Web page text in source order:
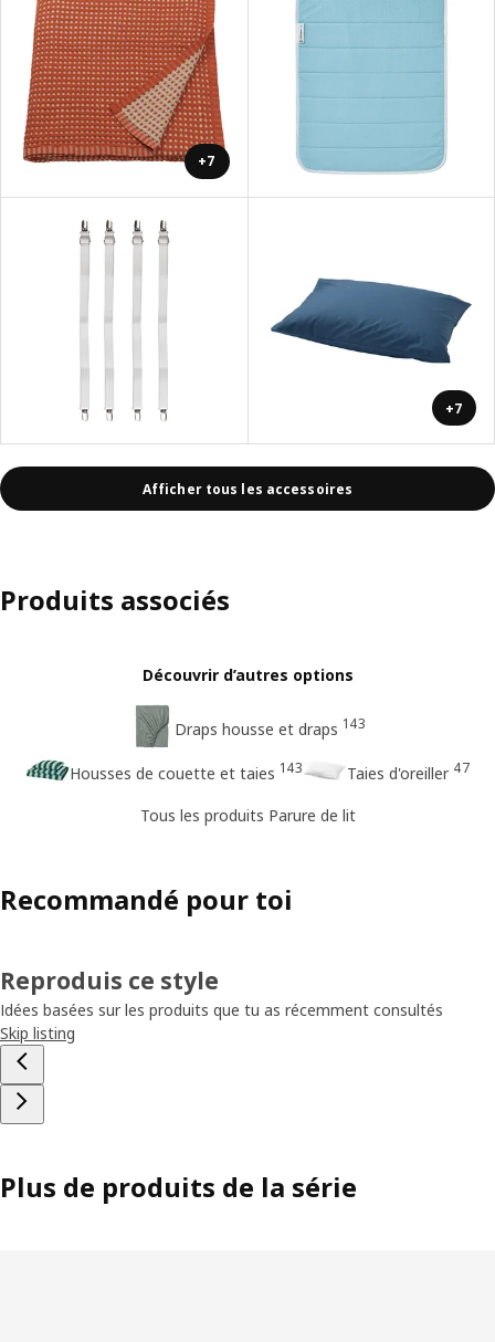
+7
+7
Afficher tous les accessoires
Produits associés
Découvrir d’autres options
Draps housse et draps 143
Housses de couette et taies 143 Taies d'oreiller 47
Tous les produits Parure de lit
Recommandé pour toi
Reproduis ce style
Idées basées sur les produits que tu as récemment consultés
Skip listing
Plus de produits de la série